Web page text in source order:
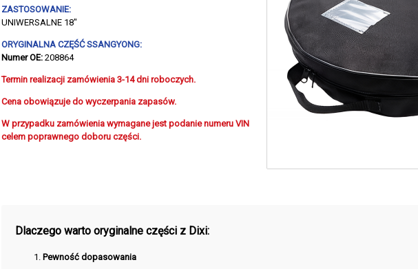
ZASTOSOWANIE:
UNIWERSALNE 18"
ORYGINALNA CZĘŚĆ SSANGYONG:
Numer OE: 208864
Termin realizacji zamówienia 3-14 dni roboczych.
Cena obowiązuje do wyczerpania zapasów.
W przypadku zamówienia wymagane jest podanie numeru VIN
celem poprawnego doboru części.
Dlaczego warto oryginalne części z Dixi:
Pewność dopasowania